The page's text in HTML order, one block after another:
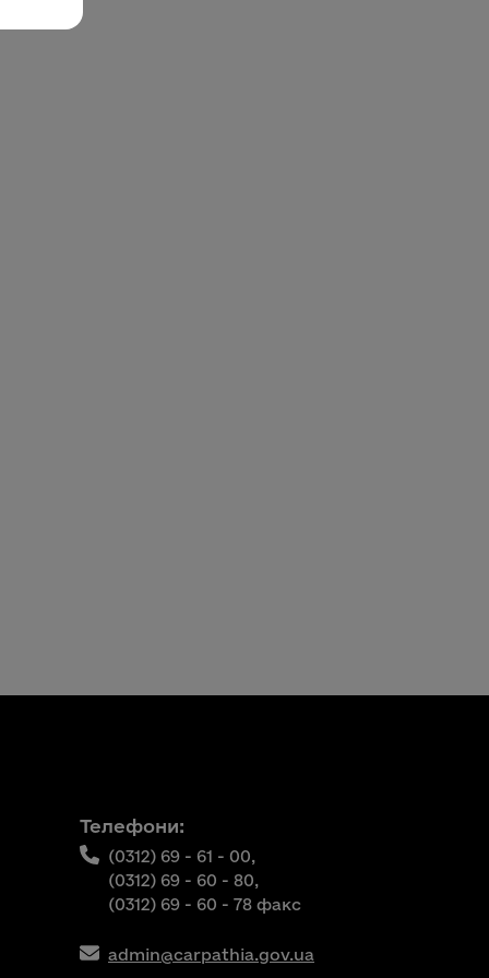
Телефони:
(0312) 69 - 61 - 00,
(0312) 69 - 60 - 80,
(0312) 69 - 60 - 78 факс
admin@carpathia.gov.ua